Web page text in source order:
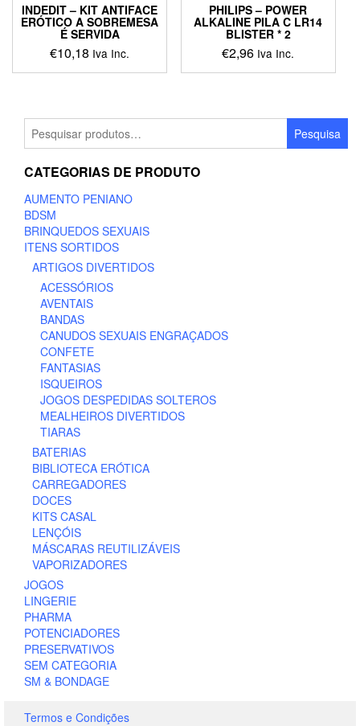
INDEDIT – KIT ANTIFACE
ERÓTICO A SOBREMESA
É SERVIDA
€10,18 Iva Inc.
PHILIPS – POWER
ALKALINE PILA C LR14
BLISTER * 2
€2,96 Iva Inc.
por:
Pesquisa
CATEGORIAS DE PRODUTO
AUMENTO PENIANO
BDSM
BRINQUEDOS SEXUAIS
ITENS SORTIDOS
ARTIGOS DIVERTIDOS
ACESSÓRIOS
AVENTAIS
BANDAS
CANUDOS SEXUAIS ENGRAÇADOS
CONFETE
FANTASIAS
ISQUEIROS
JOGOS DESPEDIDAS SOLTEROS
MEALHEIROS DIVERTIDOS
TIARAS
BATERIAS
BIBLIOTECA ERÓTICA
CARREGADORES
DOCES
KITS CASAL
LENÇÓIS
MÁSCARAS REUTILIZÁVEIS
VAPORIZADORES
JOGOS
LINGERIE
PHARMA
POTENCIADORES
PRESERVATIVOS
SEM CATEGORIA
SM & BONDAGE
Termos e Condições